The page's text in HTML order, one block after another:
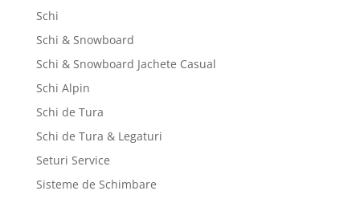
Schi
Schi & Snowboard
Schi & Snowboard Jachete Casual
Schi Alpin
Schi de Tura
Schi de Tura & Legaturi
Seturi Service
Sisteme de Schimbare